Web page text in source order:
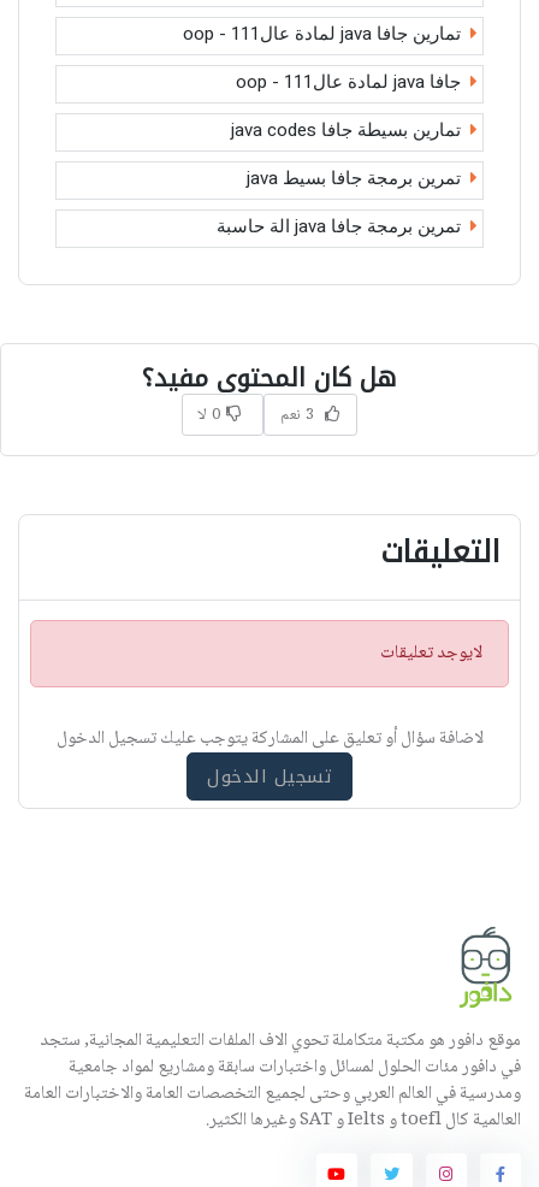
تمارين جافا java لمادة عال111 - oop
جافا java لمادة عال111 - oop
تمارين بسيطة جافا java codes
تمرين برمجة جافا بسيط java
تمرين برمجة جافا java الة حاسبة
هل كان المحتوى مفيد؟
3 نعم 0 لا
التعليقات
ت
ن
ي
لايوجد تعليقات
لاضافة سؤال أو تعليق على المشاركة يتوجب عليك تسجيل الدخول
تسجيل الدخول
موقع دافور هو مكتبة متكاملة تحوي الاف الملفات التعليمية المجانية, ستجد
في دافور مئات الحلول لمسائل واختبارات سابقة ومشاريع لمواد جامعية
ومدرسية في العالم العربي وحتى لجميع التخصصات العامة والاختبارات العامة
العالمية كال toefl و Ielts و SAT وغيرها الكثير.